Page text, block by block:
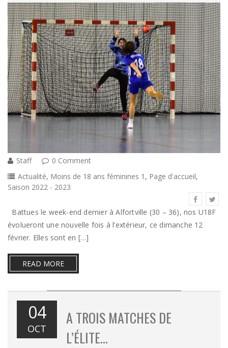
Staff
0 Comment
Actualité, Moins de 18 ans féminines 1 , Page d'accueil,
Saison 2022 - 2023
Battues le week-end dernier à Alfortville (30 – 36), nos U18F
évolueront une nouvelle fois à l’extérieur, ce dimanche 12
février. Elles sont en […]
READ MORE
04
OCT
A TROIS MATCHES DE
L’ÉLITE…